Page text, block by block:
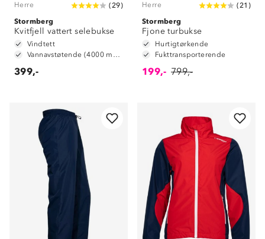
Herre (29)
Stormberg
Kvitfjell vattert selebukse
Vindtett
Vannavstøtende (4000 mm vannsøyle)
399,-
Herre (21 )
Stormberg
Fjone turbukse
Hurtigtørkende
Fukttransporterende
199,- 799,-